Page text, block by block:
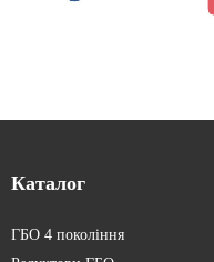
Каталог
ГБО 4 покоління